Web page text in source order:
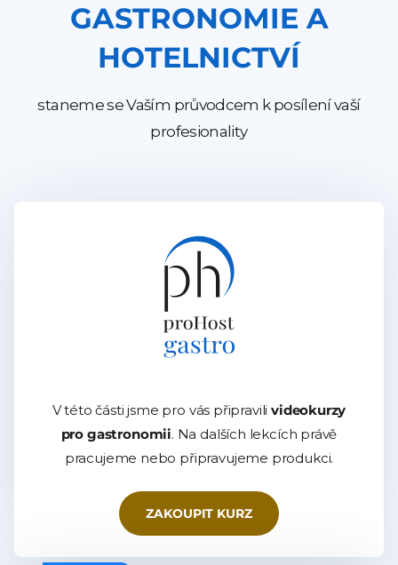
GASTRONOMIE A
HOTELNICTVÍ
staneme se Vaším průvodcem k posílení vaší
profesionality
V této části jsme pro vás připravilivideokurzy
pro gastronomii. Na dalších lekcích právě
pracujeme nebo připravujeme produkci.
ZAKOUPIT KURZ